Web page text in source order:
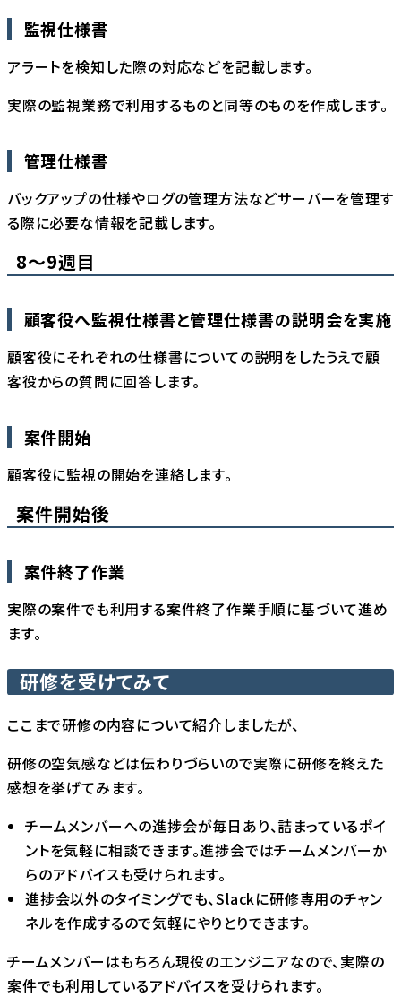
監視仕様書
アラートを検知した際の対応などを記載します。
実際の監視業務で利用するものと同等のものを作成します。
管理仕様書
バックアップの仕様やログの管理方法などサーバーを管理す
る際に必要な情報を記載します。
8〜9週目
顧客役へ監視仕様書と管理仕様書の説明会を実施
顧客役にそれぞれの仕様書についての説明をしたうえで顧
客役からの質問に回答します。
案件開始
顧客役に監視の開始を連絡します。
案件開始後
案件終了作業
実際の案件でも利用する案件終了作業手順に基づいて進め
ます。
研修を受けてみて
ここまで研修の内容について紹介しましたが、
研修の空気感などは伝わりづらいので実際に研修を終えた
感想を挙げてみます。
チームメンバーへの進捗会が毎日あり、詰まっているポイ
ントを気軽に相談できます。進捗会ではチームメンバーか
らのアドバイスも受けられます。
進捗会以外のタイミングでも、Slackに研修専用のチャン
ネルを作成するので気軽にやりとりできます。
チームメンバーはもちろん現役のエンジニアなので、実際の
案件でも利用しているアドバイスを受けられます。